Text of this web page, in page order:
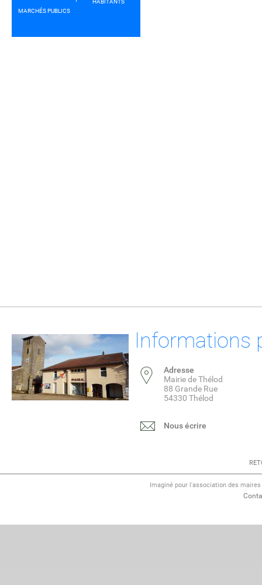
MARCHÉS PUBLICS
HABITANTS
Informations
Adresse
Mairie de Thélod
88 Grande Rue
54330 Thélod
Nous écrire
Imaginé pour l'association des